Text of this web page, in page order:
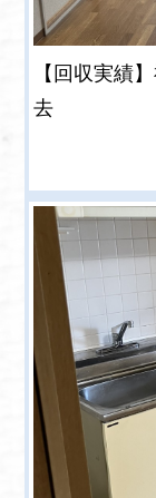
【回収実績
去